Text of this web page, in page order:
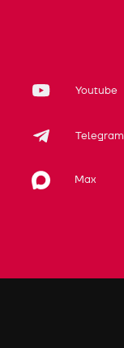
Youtube
Telegram
Max